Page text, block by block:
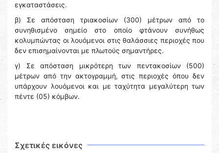
εγκαταστάσεις.
β) Σε απόσταση τριακοσίων (300) μέτρων από το
συνηθισμένο σημείο στο οποίο φτάνουν συνήθως
κολυμπώντας οι λουόμενοι στις θαλάσσιες περιοχές που
δεν επισημαίνονται με πλωτούς σημαντήρες.
γ) Σε απόσταση μικρότερη των πεντακοσίων (500)
μέτρων από την ακτογραμμή, στις περιοχές όπου δεν
υπάρχουν λουόμενοι και με ταχύτητα μεγαλύτερη των
πέντε (05) κόμβων.
Σχετικές εικόνες